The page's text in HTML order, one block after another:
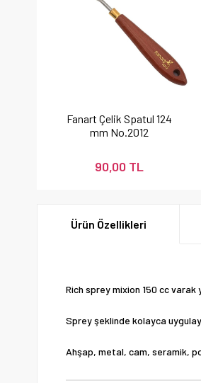
Fanart Çelik Spatul 124
mm No.2012
90,00 TL
Ürün Özellikleri
Rich sprey mixion 150 cc varak
Sprey şeklinde kolayca
Ahşap, metal, cam, seramik,